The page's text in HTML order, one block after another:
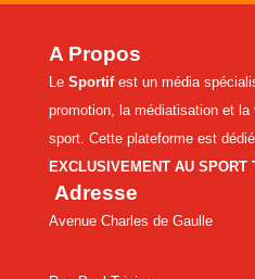
A Propos
Le Sportifest un média
promotion, la médiatisation et la
sport. Cette plateforme est
EXCLUSIVEMENT AU SPORT
Adresse
Avenue Charles de Gaulle